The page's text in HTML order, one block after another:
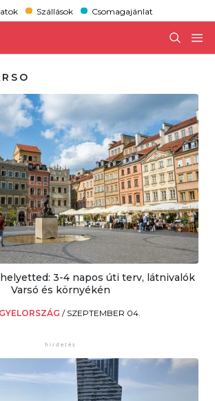
Szállások Csomagajánlat
3-4 napos úti terv, látnivalók
Varsó és környékén
/ SZEPTEMBER 04.